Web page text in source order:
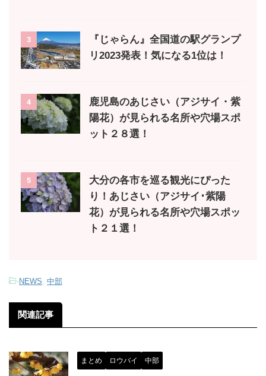
3
『じゃらん』全国道の駅グランプ
リ2023発表！気になる1位は！
4
鹿児島のあじさい（アジサイ・紫
陽花）が見られる名所や穴場スポ
ット２８選！
5
大分の各市を巡る観光にぴった
り！あじさい（アジサイ･紫陽
花）が見られる名所や穴場スポッ
ト２１選！
-NEWS, 中部
関連記事
まとめ ロウバイ 中部